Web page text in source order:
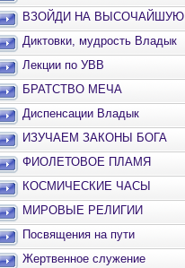
ВЗОЙДИ НА ВЫСОЧАЙШУЮ
ВЕРШИНУ
Диктовки, мудрость Владык
Лекции по УВВ
БРАТСТВО МЕЧА
Диспенсации Владык
ИЗУЧАЕМ ЗАКОНЫ БОГА
ФИОЛЕТОВОЕ ПЛАМЯ
КОСМИЧЕСКИЕ ЧАСЫ
МИРОВЫЕ РЕЛИГИИ
Посвящения на пути
Жертвенное служение